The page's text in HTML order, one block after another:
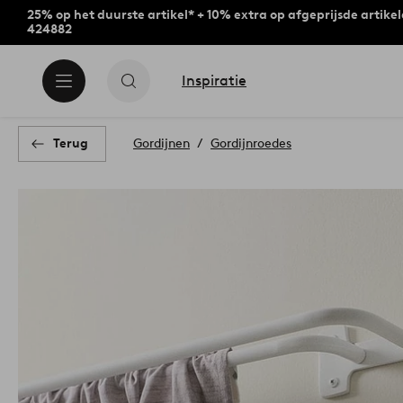
25% op het duurste artikel* + 10% extra op afgeprijsde
424882
Inspiratie
Terug Gordijnen Gordijnroedes